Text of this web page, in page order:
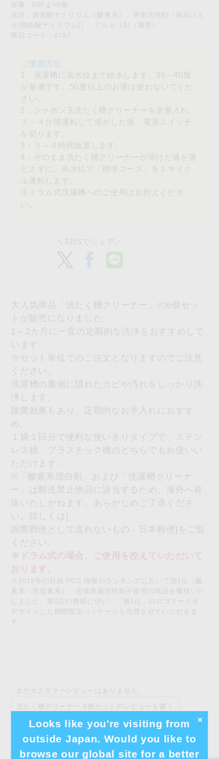
容量 : 500ｇ×6個
成分 : 過炭酸ナトリウム（酸素系）、界面活性剤（純石けん
分[脂肪酸ナトリウム]）、アルカリ剤（重曹）
商品コード : 4187
1：洗濯槽に高水位まで給水します。30～40度
が最適です。50度以上のお湯は使わないでくだ
さい。
2：シャボン玉洗たく槽クリーナーを全量入れ、
３～４分間運転して溶かした後、電源スイッチ
を切ります。
3：３～４時間放置します。
4：そのまま洗たく槽クリーナーが溶けた液を落
とさずに、高水位で「標準コース」を１サイク
ル運転します。
※ドラム式洗濯機へのご使用はお控えくださ
い。
大人気商品「洗たく槽クリーナー」の6個セッ
トが販売になりました。
1～2カ月に一度の定期的な洗浄をおすすめして
います。
※セット単位でのご注文となりますのでご注意
ください。
洗濯槽の裏側に隠れたカビや汚れをしっかり洗
浄します。
除菌効果もあり、定期的なお手入れにおすす
め。
１袋１回分で便利な使いきりタイプで、ステン
レス槽、プラスチック槽のどちらでもお使いい
ただけます。
※「酸素系漂白剤」および「洗濯槽クリーナ
ー」は郵送禁止物品に該当するため、海外へ発
送いたしかねます。あらかじめご了承くださ
い。詳しくは[
国際郵便として送れないもの - 日本郵便]をご覧
ください。
※ドラム式の場合、ご使用を控えていただいて
おります。
※2019年の日経 POS 情報のランキングにおいて第1位（酸
素系（非塩素系）・合成界面活性剤不使用の商品を獲得いた
しました。第1位の獲得に伴い、「第1位」のロゴマークを
デザインした期間限定パッケージを出荷させていただきま
す。
まだカスタマーレビューはありません。
洗たく槽クリーナー 6個セットのレビューを書く
この商品を買った人は、こんな商
Looks like you're visiting from
outside Japan. Would you like to
browse our global site for a better
✕